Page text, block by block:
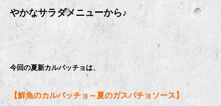
やかなサラダメニューから♪
今回の夏新カルパッチョは、
【鮮魚のカルパッチョ～夏のガスパチョソース】